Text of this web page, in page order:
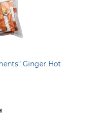
Ginger Hot